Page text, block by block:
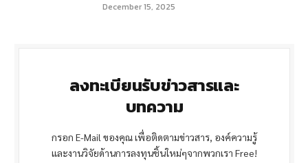
December 15, 2025
ลงทะเบียนรับข่าวสารและ
บทความ
กรอก E-Mail ของคุณ เพื่อติดตามข่าวสาร, องค์ความรู้
และงานวิจัยด้านการลงทุนชิ้นใหม่ๆจากพวกเรา Free!